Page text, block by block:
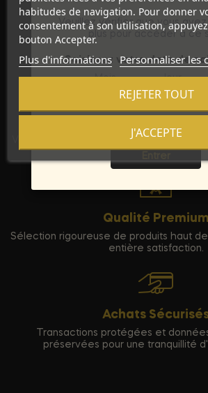
Vos commandes sont expédiées dans
pour garantir votre vie
Qualité Premium
Sélection rigoureuse de produits haut
entière satisfaction.
Achats
Transactions protégées et
préservées pour une tranquillité
habitudes de navigation. Pour donner
consentement à son utilisation,
bouton Accepter.
Plus d'informations Personnaliser les
REJETER TOUT
J'ACCEPTE
Veuillez vérifier que vous avez
plus pour accéder à ce
Saisissez votre date de
Mois
Jour
Sortie